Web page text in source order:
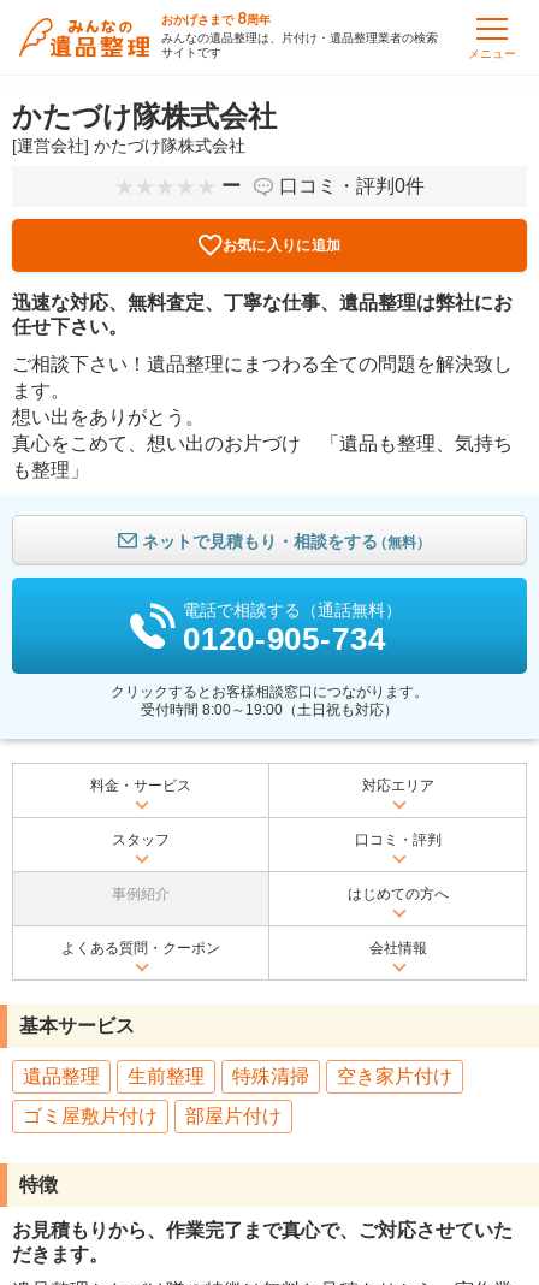
おかげさまで 8周年
みんなの遺品整理は、片付け・遺品整理業者の検索
サイトです
メニュー
かたづけ隊株式会社
[運営会社] かたづけ隊株式会社
ー 口コミ・評判0件
お気に入りに追加
迅速な対応、無料査定、丁寧な仕事、遺品整理は弊社にお
任せ下さい。
ご相談下さい！遺品整理にまつわる全ての問題を解決致し
ます。
想い出をありがとう。
真心をこめて、想い出のお片づけ 「遺品も整理、気持ち
も整理」
ネットで見積もり・相談をする（無料）
電話で相談する（通話無料）
0120-905-734
クリックするとお客様相談窓口につながります。
受付時間 8:00～19:00（土日祝も対応）
料金・サービス 対応エリア
スタッフ 口コミ・評判
事例紹介 はじめての方へ
よくある質問・クーポン 会社情報
基本サービス
遺品整理 生前整理 特殊清掃
空き家片付け
ゴミ屋敷片付け
部屋片付け
特徴
お見積もりから、作業完了まで真心で、ご対応させていた
だきます。